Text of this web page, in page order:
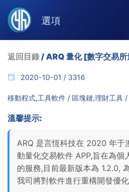
選項
返回目錄/ ARQ 量化 [數字交易
2020-10-01 / 3316
移動程式,工具軟件 / 區塊鏈,理財工具
溫馨提示:
ARQ 是言恆科技在 2020 年于
動量化交易軟件 APP,旨在為個
的服務,目前最新版本為 1.2.0,
我司將對軟件進行重構開發優